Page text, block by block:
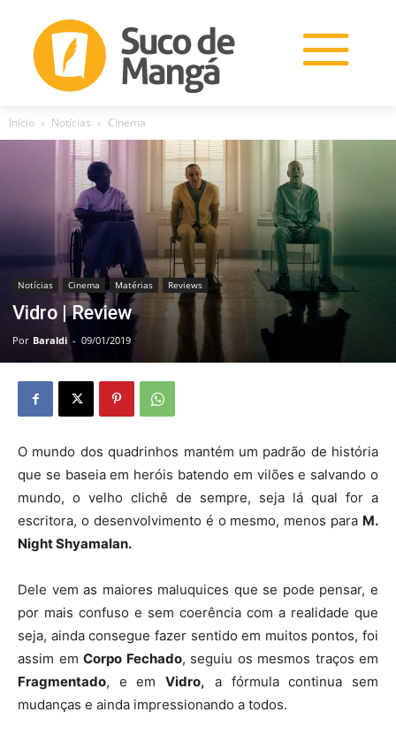
Início Notícias Cinema
Notícias Cinema Matérias Reviews
Vidro | Review
Por Baraldi - 09/01/2019
O mundo dos quadrinhos mantém um padrão de história
que se baseia em heróis batendo em vilões e salvando o
mundo, o velho clichê de sempre, seja lá qual for a
escritora, o desenvolvimento é o mesmo, menos para M.
Night Shyamalan.
Dele vem as maiores maluquices que se pode pensar, e
por mais confuso e sem coerência com a realidade que
seja, ainda consegue fazer sentido em muitos pontos, foi
assim em Corpo Fechado, seguiu os mesmos traços em
Fragmentado, e emVidro, a fórmula continua sem
mudanças e ainda impressionando a todos.